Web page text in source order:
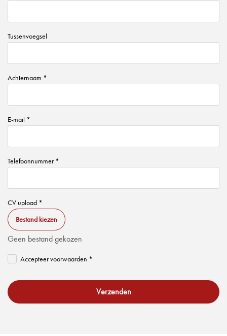
Tussenvoegsel
Achternaam *
E-mail *
Telefoonnummer *
CV upload *
Bestand kiezen
Geen bestand gekozen
Accepteer voorwaarden *
Verzenden